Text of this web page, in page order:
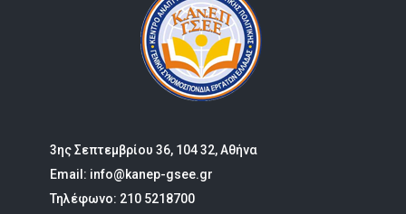
3ης Σεπτεμβρίου 36, 104 32, Αθήνα
Email: info@kanep-gsee.gr
Τηλέφωνο: 210 5218700